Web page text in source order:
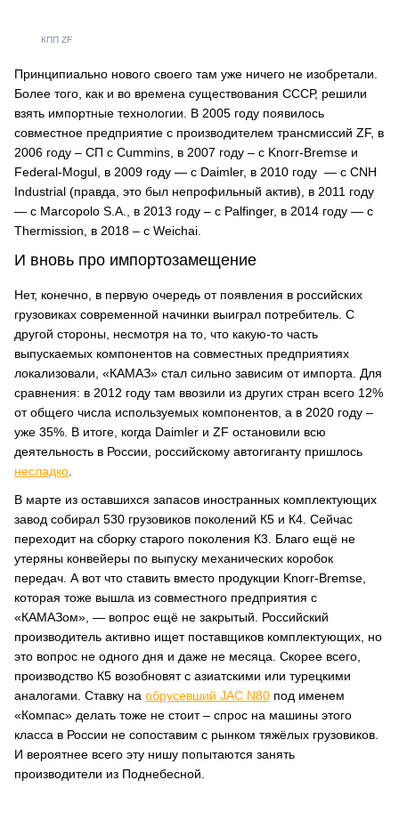
КПП ZF
Принципиально нового своего там уже ничего не изобретали.
Более того, как и во времена существования СССР, решили
взять импортные технологии. В 2005 году появилось
совместное предприятие с производителем трансмиссий ZF, в
2006 году – СП с Cummins, в 2007 году – c Knorr-Bremse и
Federal-Mogul, в 2009 году — с Daimler, в 2010 году — с CNH
Industrial (правда, это был непрофильный актив), в 2011 году
— с Marcopolo S.A., в 2013 году – с Palfinger, в 2014 году — с
Thermission, в 2018 – с Weichai.
И вновь про импортозамещение
Нет, конечно, в первую очередь от появления в российских
грузовиках современной начинки выиграл потребитель. С
другой стороны, несмотря на то, что какую-то часть
выпускаемых компонентов на совместных предприятиях
локализовали, «КАМАЗ» стал сильно зависим от импорта. Для
сравнения: в 2012 году там ввозили из других стран всего 12%
от общего числа используемых компонентов, а в 2020 году –
уже 35%. В итоге, когда Daimler и ZF остановили всю
деятельность в России, российскому автогиганту пришлось
несладко
В марте из оставшихся запасов иностранных комплектующих
завод собирал 530 грузовиков поколений К5 и К4. Сейчас
переходит на сборку старого поколения К3. Благо ещё не
утеряны конвейеры по выпуску механических коробок
передач. А вот что ставить вместо продукции Knorr-Bremse,
которая тоже вышла из совместного предприятия с
«КАМАЗом», — вопрос ещё не закрытый. Российский
производитель активно ищет поставщиков комплектующих, но
это вопрос не одного дня и даже не месяца. Скорее всего,
производство К5 возобновят с азиатскими или турецкими
аналогами. Ставку на обрусевший JAC N80 под именем
«Компас» делать тоже не стоит – спрос на машины этого
класса в России не сопоставим с рынком тяжёлых грузовиков.
И вероятнее всего эту нишу попытаются занять
производители из Поднебесной.